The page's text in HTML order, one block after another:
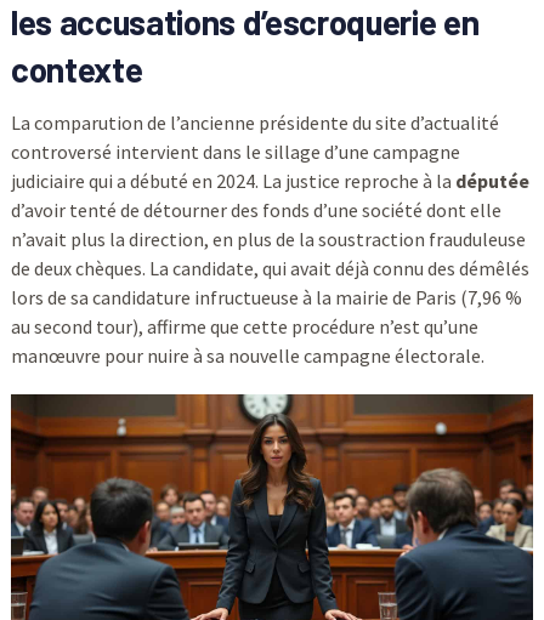
les accusations d’escroquerie en
contexte
La comparution de l’ancienne présidente du site d’actualité
controversé intervient dans le sillage d’une campagne
judiciaire qui a débuté en 2024. La justice reproche à la députée
d’avoir tenté de détourner des fonds d’une société dont elle
n’avait plus la direction, en plus de la soustraction frauduleuse
de deux chèques. La candidate, qui avait déjà connu des démêlés
lors de sa candidature infructueuse à la mairie de Paris (7,96 %
au second tour), affirme que cette procédure n’est qu’une
manœuvre pour nuire à sa nouvelle campagne électorale.